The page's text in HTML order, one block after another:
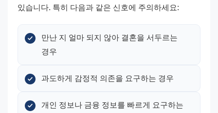
있습니다. 특히 다음과 같은 신호에 주의하세요:
만난 지 얼마 되지 않아 결혼을 서두르는
경우
과도하게 감정적 의존을 요구하는 경우
개인 정보나 금융 정보를 빠르게 요구하는